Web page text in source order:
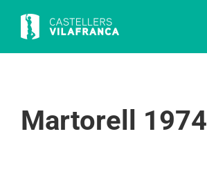
content
Martorell 1974